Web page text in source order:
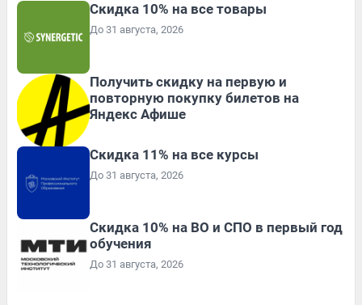
Скидка 10% на все товары
До 31 августа, 2026
Получить скидку на первую и
повторную покупку билетов на
Яндекс Афише
Скидка 11% на все курсы
До 31 августа, 2026
Скидка 10% на ВО и СПО в первый год
обучения
До 31 августа, 2026